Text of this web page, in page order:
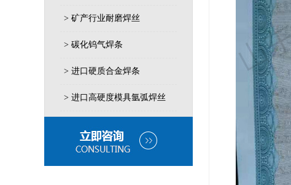
> 矿产行业耐磨焊丝
> 碳化钨气焊条
> 进口硬质合金焊条
> 进口高硬度模具氩弧焊丝